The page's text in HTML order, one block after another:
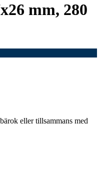
mm, 280
eller tillsammans med